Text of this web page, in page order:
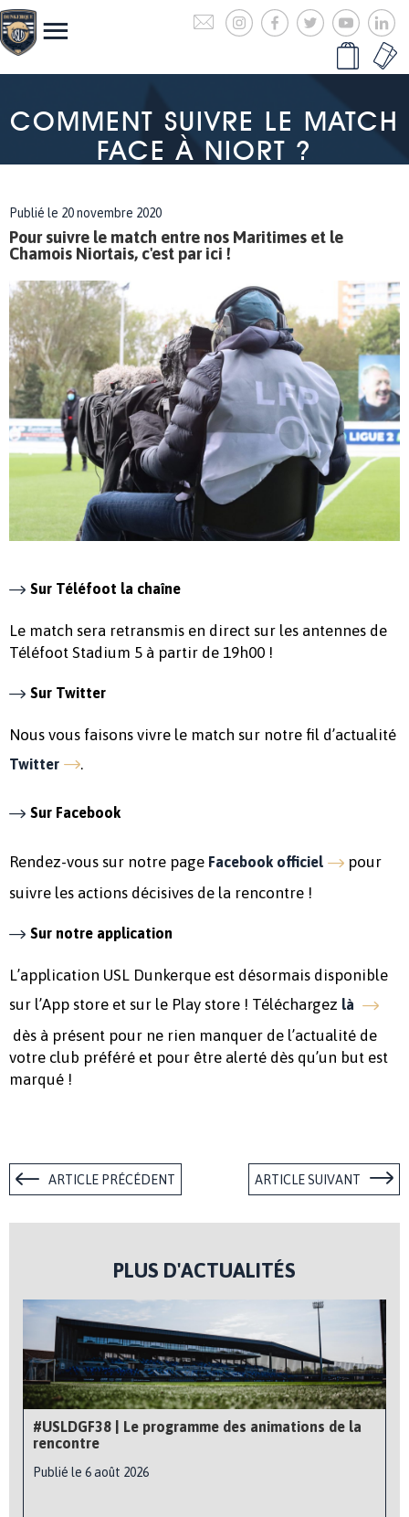
COMMENT SUIVRE LE MATCH
FACE À NIORT ?
Publié le 20 novembre 2020
Pour suivre le match entre nos Maritimes et le
Chamois Niortais, c'est par ici !
Sur Téléfoot la chaîne
Le match sera retransmis en direct sur les antennes de
Téléfoot Stadium 5 à partir de 19h00 !
Sur Twitter
Nous vous faisons vivre le match sur notre fil d’actualité
Twitter .
Sur Facebook
Rendez-vous sur notre page Facebook officiel
pour
suivre les actions décisives de la rencontre !
Sur notre application
L’application USL Dunkerque est désormais disponible
sur l’App store et sur le Play store ! Téléchargez là
dès à présent pour ne rien manquer de l’actualité de
votre club préféré et pour être alerté dès qu’un but est
marqué !
ARTICLE PRÉCÉDENT ARTICLE SUIVANT
PLUS D'ACTUALITÉS
#USLDGF38 | Le programme des animations de la
rencontre
Publié le 6 août 2026